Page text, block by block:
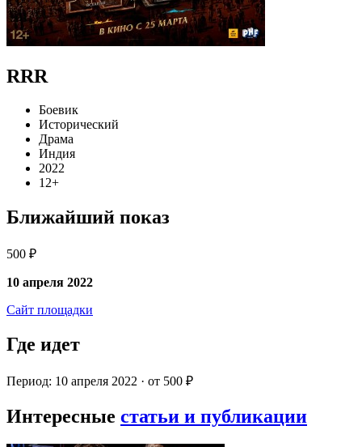
RRR
Боевик
Исторический
Драма
Индия
2022
12+
Ближайший показ
500 ₽
10 апреля 2022
Сайт площадки
Где идет
Период: 10 апреля 2022 · от 500 ₽
Интересные статьи и публикации